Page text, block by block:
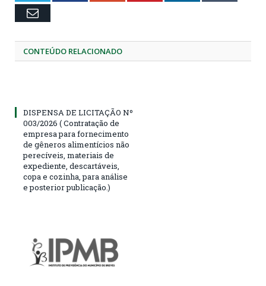
Email
CONTEÚDO RELACIONADO
DISPENSA DE LICITAÇÃO Nº
003/2026 ( Contratação de
empresa para fornecimento
de gêneros alimentícios não
perecíveis, materiais de
expediente, descartáveis,
copa e cozinha, para análise
e posterior publicação.)